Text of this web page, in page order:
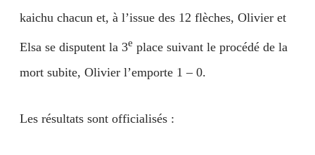
kaichu chacun et, à l’issue des 12 flèches, Olivier et
Elsa se disputent la 3e place suivant le procédé de la
mort subite, Olivier l’emporte 1 – 0.
Les résultats sont officialisés :